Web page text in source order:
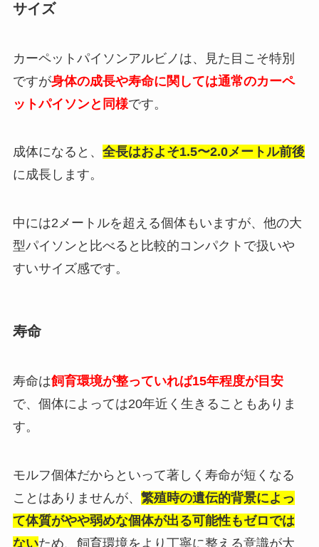
サイズ
カーペットパイソンアルビノは、見た目こそ特別
ですが身体の成長や寿命に関しては通常のカーペ
ットパイソンと同様です。
成体になると、 全長はおよそ1.5〜2.0メートル前後
に成長します。
中には2メートルを超える個体もいますが、他の大
型パイソンと比べると比較的コンパクトで扱いや
すいサイズ感です。
寿命
寿命は飼育環境が整っていれば15年程度が目安
で、個体によっては20年近く生きることもありま
す。
モルフ個体だからといって著しく寿命が短くなる
ことはありませんが、 繁殖時の遺伝的背景によっ
て体質がやや弱めな個体が出る可能性もゼロでは
ないため、飼育環境をより丁寧に整える意識が大